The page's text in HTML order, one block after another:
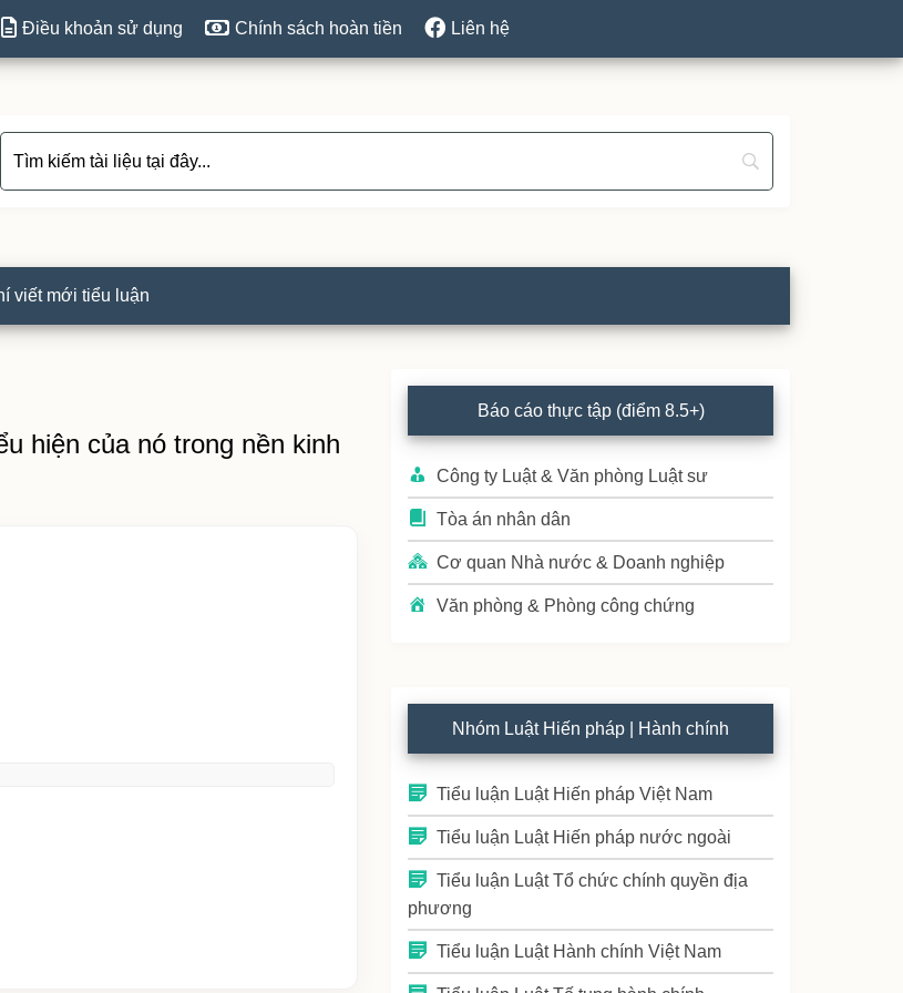
Điều khoản sử dụng Chính sách hoàn tiền Liên hệ
viết mới tiểu luận
hiện của nó trong nền kinh
Primary
Sidebar
Báo cáo thực tập (điểm 8.5+)
Công ty Luật & Văn phòng Luật sư
Tòa án nhân dân
Cơ quan Nhà nước & Doanh nghiệp
Văn phòng & Phòng công chứng
Nhóm Luật Hiến pháp | Hành chính
Tiểu luận Luật Hiến pháp Việt Nam
Tiểu luận Luật Hiến pháp nước ngoài
Tiểu luận Luật Tổ chức chính quyền địa
phương
Tiểu luận Luật Hành chính Việt Nam